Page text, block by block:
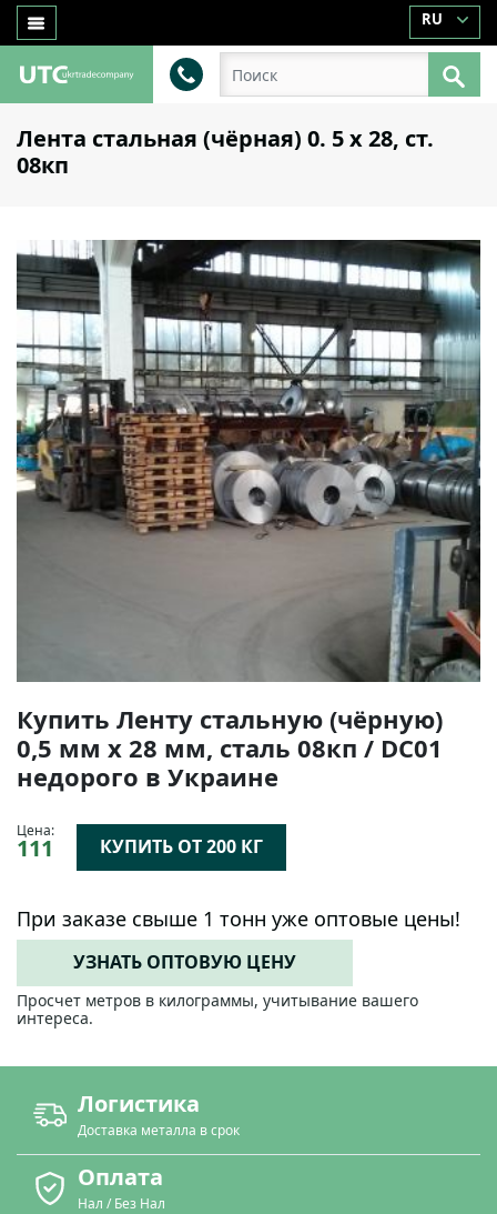
RU
Лента стальная (чёрная) 0. 5 х 28, ст.
08кп
Купить Ленту стальную (чёрную)
0,5 мм х 28 мм, сталь 08кп / DC01
недорого в Украине
Цена:
111 КУПИТЬ ОТ 200 КГ
При заказе свыше 1 тонн уже оптовые цены!
УЗНАТЬ ОПТОВУЮ ЦЕНУ
Просчет метров в килограммы, учитывание вашего
интереса.
Логистика
Доставка металла в срок
Оплата
Нал / Без Нал